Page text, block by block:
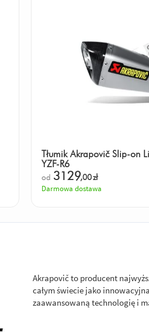
Tłumik Akrapovič Slip-on
YZF-R6
od 3129,00zł
Darmowa dostawa
Akrapovič to producent
całym świecie jako
zaawansowaną technologię i